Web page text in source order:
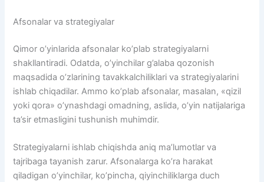
Afsonalar va strategiyalar
Qimor o’yinlarida afsonalar ko’plab strategiyalarni
shakllantiradi. Odatda, o’yinchilar g’alaba qozonish
maqsadida o’zlarining tavakkalchiliklari va strategiyalarini
ishlab chiqadilar. Ammo ko’plab afsonalar, masalan, «qizil
yoki qora» o’ynashdagi omadning, aslida, o’yin natijalariga
ta’sir etmasligini tushunish muhimdir.
Strategiyalarni ishlab chiqishda aniq ma’lumotlar va
tajribaga tayanish zarur. Afsonalarga ko’ra harakat
qiladigan o’yinchilar, ko’pincha, qiyinchiliklarga duch